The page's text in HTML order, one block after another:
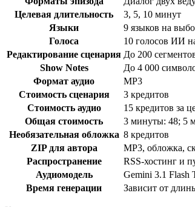
Целевая длительность
3, 5, 10 минут
Языки
9 языков на
Голоса
10 голосов ИИ
Редактирование сценария До 200
Show Notes
До 4 000
Формат аудио
MP3
Стоимость сценария
3 кредитов
Стоимость аудио
15 кредитов за
Общая стоимость
3 минуты: 48; 5
Необязательная обложка 8 кредитов
ZIP для автора
MP3, обложка,
Распространение
RSS-хостинг и
Аудиомодель
Gemini 3.1 Flash
Время генерации
Зависит от